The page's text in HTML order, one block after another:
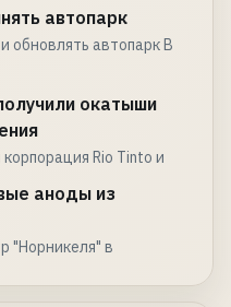
автопарк
обновлять автопарк В
окатыши
Rio Tinto и
аноды из
"Норникеля" в